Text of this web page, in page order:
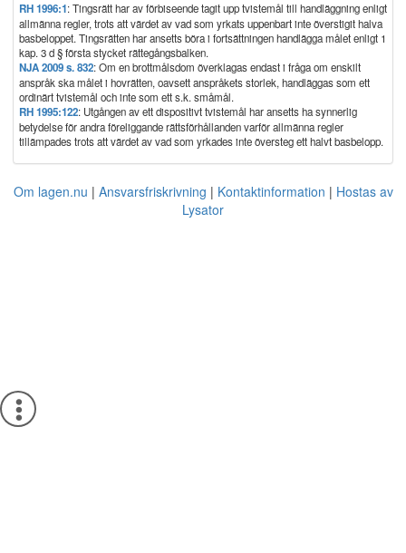
RH 1996:1: Tingsrätt har av förbiseende tagit upp tvistemål till handläggning enligt
allmänna regler, trots att värdet av vad som yrkats uppenbart inte överstigit halva
basbeloppet. Tingsrätten har ansetts böra i fortsättningen handlägga målet enligt 1
kap. 3 d § första stycket rättegångsbalken.
NJA 2009 s. 832: Om en brottmålsdom överklagas endast i fråga om enskilt
anspråk ska målet i hovrätten, oavsett anspråkets storlek, handläggas som ett
ordinärt tvistemål och inte som ett s.k. småmål.
RH 1995:122: Utgången av ett dispositivt tvistemål har ansetts ha synnerlig
betydelse för andra föreliggande rättsförhållanden varför allmänna regler
tillämpades trots att värdet av vad som yrkades inte översteg ett halvt basbelopp.
Om lagen.nu Ansvarsfriskrivning Kontaktinformation
Hostas av
Lysator